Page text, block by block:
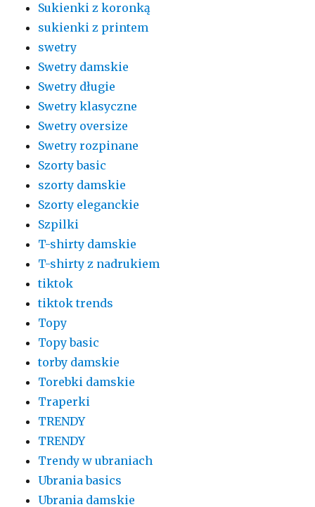
Sukienki z koronką
sukienki z printem
swetry
Swetry damskie
Swetry długie
Swetry klasyczne
Swetry oversize
Swetry rozpinane
Szorty basic
szorty damskie
Szorty eleganckie
Szpilki
T-shirty damskie
T-shirty z nadrukiem
tiktok
tiktok trends
Topy
Topy basic
torby damskie
Torebki damskie
Traperki
TRENDY
TRENDY
Trendy w ubraniach
Ubrania basics
Ubrania damskie